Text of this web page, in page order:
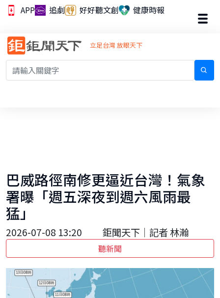
APP 追劇 好好聽文創 健康時報
立足台灣 放眼天下
巴威路徑南修更逼近台灣！氣象
署曝「週五深夜到週六風雨最
猛」
2026-07-08 13:20 鉅聞天下｜記者 林瀚
聽新聞